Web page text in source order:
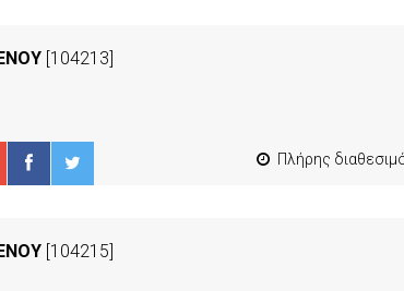
[104213]
Πλήρης
[104215]